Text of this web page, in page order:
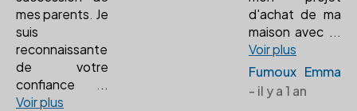
mes parents. Je
suis
reconnaissante
de votre
confiance ...
Voir plus
d'achat de ma
maison avec ...
Voir plus
Fumoux Emma
- il y a 1 an